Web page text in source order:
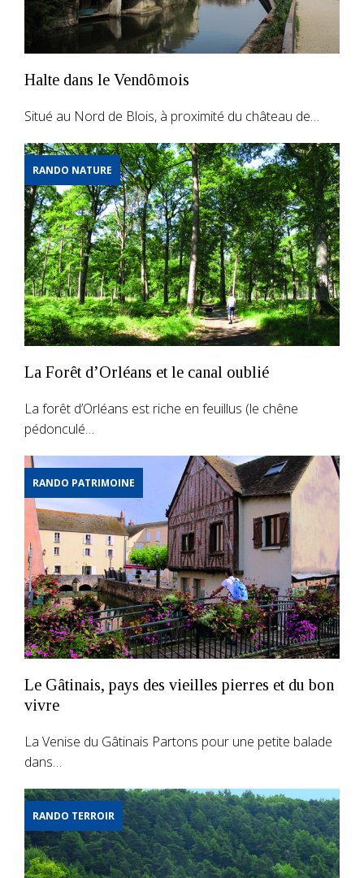
Halte dans le Vendômois
Situé au Nord de Blois, à proximité du château de…
RANDO NATURE
La Forêt d’Orléans et le canal oublié
La forêt d’Orléans est riche en feuillus (le chêne
pédonculé…
RANDO PATRIMOINE
Le Gâtinais, pays des vieilles pierres et du bon
vivre
La Venise du Gâtinais Partons pour une petite balade
dans…
RANDO TERROIR